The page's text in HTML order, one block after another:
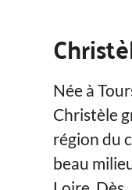
Née à
Christèle
région du
beau